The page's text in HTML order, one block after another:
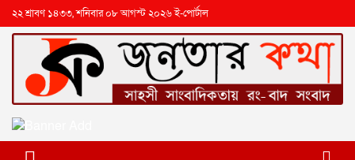
২২ শ্রাবণ ১৪৩৩, শনিবার ০৮ আগস্ট ২০২৬ ই-পোর্টাল